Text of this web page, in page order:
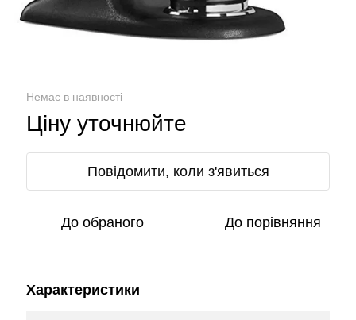
Немає в наявності
Ціну уточнюйте
Повідомити, коли з'явиться
До обраного До порівняння
Характеристики